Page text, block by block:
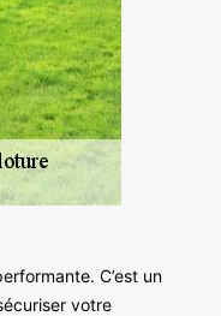
C’est un
votre